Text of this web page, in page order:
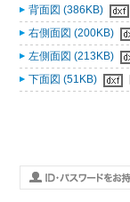
背面図 (386KB)
右側面図 (200KB)
左側面図 (213KB)
下面図 (51KB)